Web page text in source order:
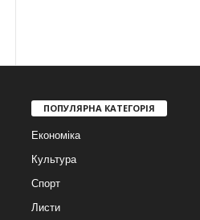
ПОПУЛЯРНА КАТЕГОРІЯ
Економіка
Культура
Спорт
Листи